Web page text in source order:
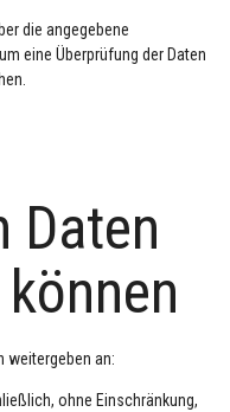
die angegebene
eine Überprüfung der Daten
Daten
weitergeben an:
ohne Einschränkung,